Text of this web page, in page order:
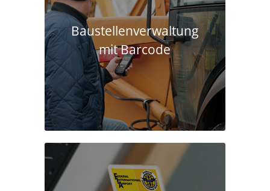
Baustellen­verwaltung
mit Barcode